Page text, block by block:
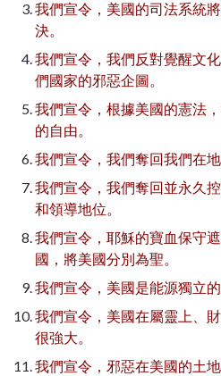
我們宣令，美國的司法系統
決。
我們宣令，我們反對覺醒文
們國家的邪惡企圖。
我們宣令，根據美國的憲法
的自由。
我們宣令，我們奪回我們在
我們宣令，我們奪回並永久
和領導地位。
我們宣令，耶穌的寶血保守
國，將美國分別為聖。
我們宣令，美國是能源獨立的
我們宣令，美國在屬靈上、
很強大。
我們宣令，邪惡在美國的土